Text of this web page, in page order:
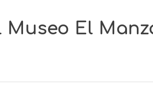
Museo El